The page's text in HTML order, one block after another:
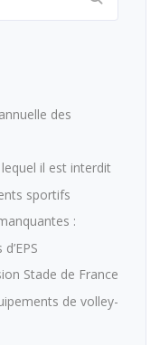
des
il est interdit
sportifs
:
Stade de France
de volley-